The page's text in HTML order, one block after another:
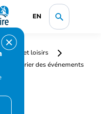
EN
et loisirs
Calendrier des événements
Club